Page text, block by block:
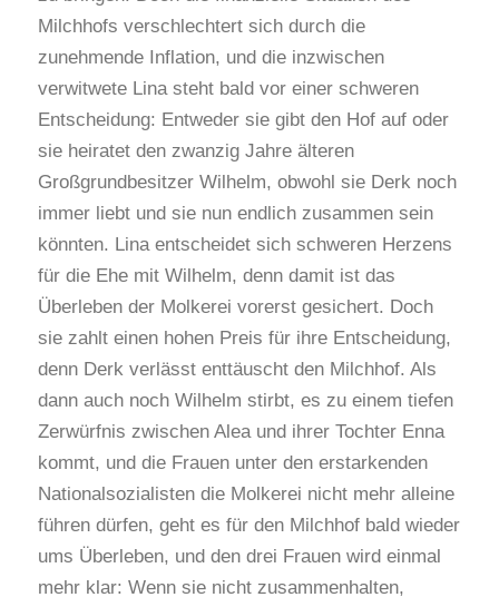
Milchhofs verschlechtert sich durch die
zunehmende Inflation, und die inzwischen
verwitwete Lina steht bald vor einer schweren
Entscheidung: Entweder sie gibt den Hof auf oder
sie heiratet den zwanzig Jahre älteren
Großgrundbesitzer Wilhelm, obwohl sie Derk noch
immer liebt und sie nun endlich zusammen sein
könnten. Lina entscheidet sich schweren Herzens
für die Ehe mit Wilhelm, denn damit ist das
Überleben der Molkerei vorerst gesichert. Doch
sie zahlt einen hohen Preis für ihre Entscheidung,
denn Derk verlässt enttäuscht den Milchhof. Als
dann auch noch Wilhelm stirbt, es zu einem tiefen
Zerwürfnis zwischen Alea und ihrer Tochter Enna
kommt, und die Frauen unter den erstarkenden
Nationalsozialisten die Molkerei nicht mehr alleine
führen dürfen, geht es für den Milchhof bald wieder
ums Überleben, und den drei Frauen wird einmal
mehr klar: Wenn sie nicht zusammenhalten,